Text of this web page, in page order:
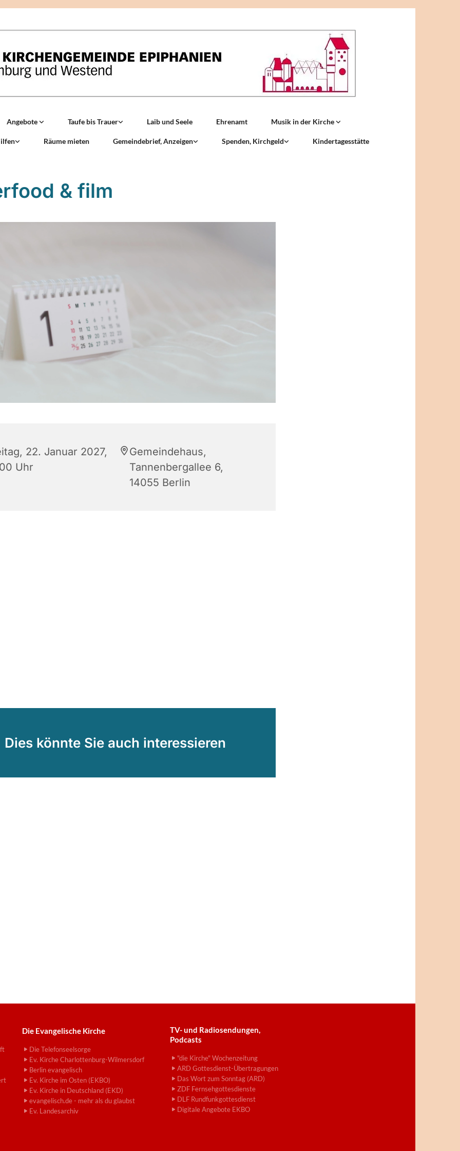
Angebote Taufe bis Trauer Laib und Seele Ehrenamt Musik in der Kirche
Räume mieten Gemeindebrief, Anzeigen Spenden, Kirchgeld Kindertagesstätte
& film
22. Januar 2027,
Uhr
Gemeindehaus,
Tannenbergallee 6,
14055 Berlin
Dies könnte Sie auch interessieren
Die Evangelische Kirche
Die Telefonseelsorge
Ev. Kirche Charlottenburg-Wilmersdorf
Berlin evangelisch
Ev. Kirche im Osten (EKBO)
Ev. Kirche in Deutschland (EKD)
evangelisch.de - mehr als du glaubst
Ev. Landesarchiv
TV- und Radiosendungen,
Podcasts
"die Kirche" Wochenzeitung
ARD Gottesdienst-Übertragungen
Das Wort zum Sonntag (ARD)
ZDF Fernsehgottesdienste
DLF Rundfunkgottesdienst
Digitale Angebote EKBO